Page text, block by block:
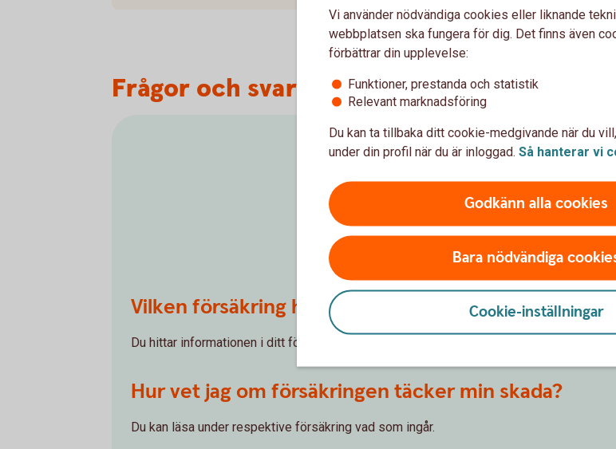
Frågor och svar om skador och
Vilken försäkring har jag?
Du hittar informationen i ditt försäkringsbesked eller internetbanken.
Hur vet jag om försäkringen täcker min skada?
Du kan läsa under respektive försäkring vad som ingår.
Frågor?
Vi använder nödvändiga cookies eller liknande
webbplatsen ska fungera för dig. Det finns även
förbättrar din upplevelse:
Funktioner, prestanda och statistik
Relevant marknadsföring
Du kan ta tillbaka ditt cookie-medgivande när du
under din profil när du är inloggad. Så hanterar vi
Godkänn alla cookies
Bara nödvändiga
Cookie-inställningar